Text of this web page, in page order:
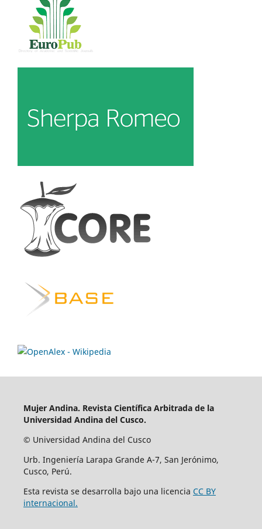
Mujer Andina. Revista Científica Arbitrada de la
Universidad Andina del Cusco.
© Universidad Andina del Cusco
Urb. Ingeniería Larapa Grande A-7, San Jerónimo,
Cusco, Perú.
Esta revista se desarrolla bajo una licencia CC BY
internacional.